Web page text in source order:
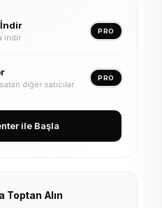
indir
PRO
diğer satıcılar
PRO
ile Başla
Toptan Alın